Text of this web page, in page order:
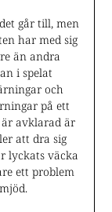
går till, men
har med sig
än andra
i spelat
och
på ett
avklarad är
att dra sig
lyckats väcka
ett problem